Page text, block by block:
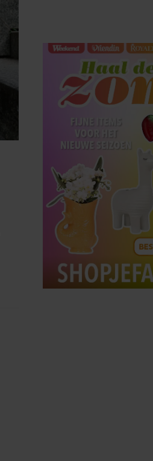
Tips om
te
Met de Santé
week tips om je